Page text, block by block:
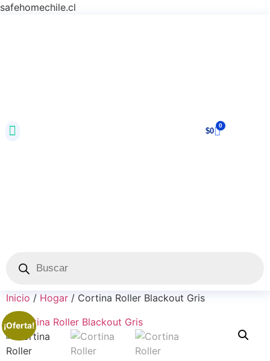
safehomechile.cl
$0
0
Inicio / Hogar / Cortina Roller Blackout Gris
¡Oferta!